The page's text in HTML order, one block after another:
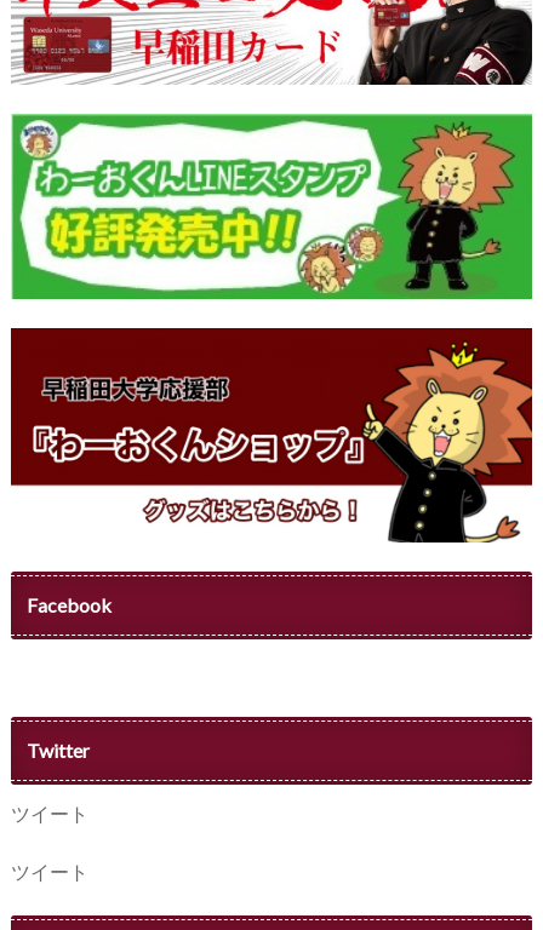
Facebook
Twitter
ツイート
ツイート